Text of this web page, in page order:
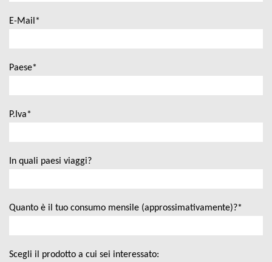
E-Mail*
Paese*
P.Iva*
In quali paesi viaggi?
Quanto è il tuo consumo mensile (approssimativamente)?*
Scegli il prodotto a cui sei interessato: